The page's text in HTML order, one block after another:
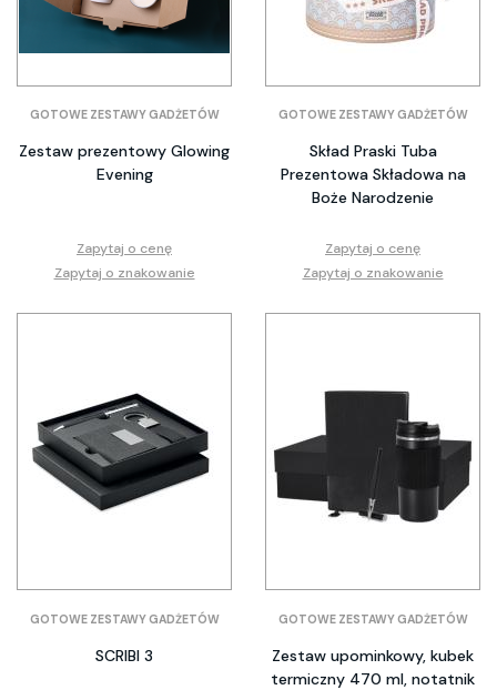
GOTOWE ZESTAWY GADŻETÓW
Zestaw prezentowy Glowing
Evening
Zapytaj o cenę
Zapytaj o znakowanie
GOTOWE ZESTAWY GADŻETÓW
Skład Praski Tuba
Prezentowa Składowa na
Boże Narodzenie
Zapytaj o cenę
Zapytaj o znakowanie
GOTOWE ZESTAWY GADŻETÓW
SCRIBI 3
GOTOWE ZESTAWY GADŻETÓW
Zestaw upominkowy, kubek
termiczny 470 ml, notatnik